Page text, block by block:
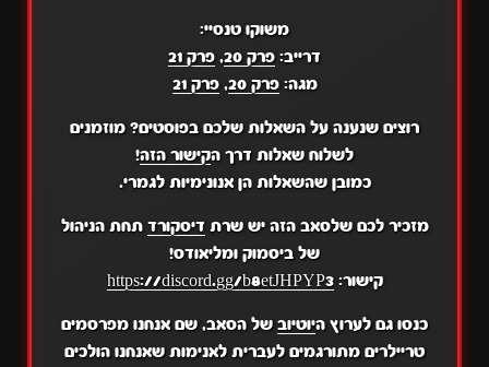
משוקו טנסיי:
דרייב: פרק 20 , פרק 21
מגה:פרק 20 ,פרק 21
רוצים שנענה על השאלות שלכם בפוסטים? מוזמנים
לשלוח שאלות דרך הקישור הזה!
כמובן שהשאלות הן אנונימיות לגמרי.
מזכיר לכם שלסאב הזה יש שרת דיסקורד תחת הניהול
של ביסמוק ומליאודס!
קישור:https://discord.gg/b8etJHPYP3
כנסו גם לערוץ היוטיובשל הסאב, שם אנחנו מפרסמים
טריילרים מתורגמים לעברית לאנימות שאנחנו הולכים